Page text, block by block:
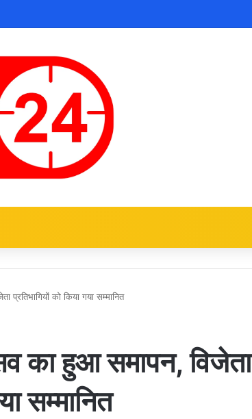
प्रतिभागियों को किया गया सम्मानित
का हुआ समापन, विजेता
सम्मानित